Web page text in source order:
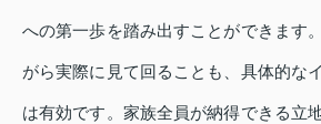
への第一歩を踏み出すことができます
がら実際に見て回ることも、具体的な
は有効です。家族全員が納得できる立